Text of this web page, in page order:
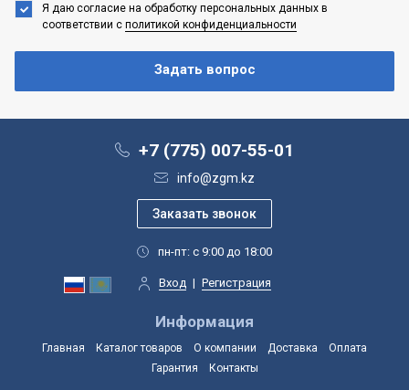
Я даю согласие на обработку персональных данных в
соответствии с политикой конфиденциальности
+7 (775) 007-55-01
info@zgm.kz
пн-пт: с 9:00 до 18:00
Вход | Регистрация
Информация
Главная Каталог товаров О компании Доставка
Оплата
Гарантия
Контакты